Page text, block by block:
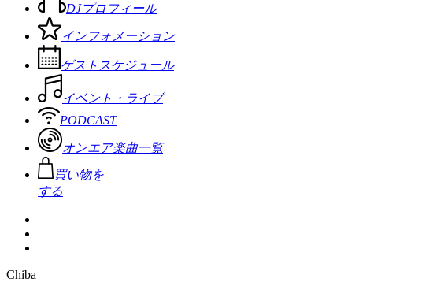
DJプロフィール
インフォメーション
ゲストスケジュール
イベント・ライブ
PODCAST
オンエア楽曲一覧
買い物を
する
Chiba